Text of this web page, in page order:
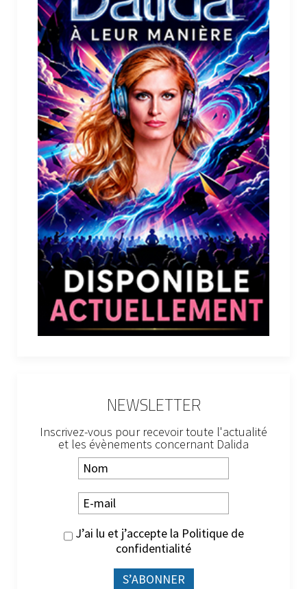
NEWSLETTER
Inscrivez-vous pour recevoir toute l'actualité
et les évènements concernant Dalida
J’ai lu et j’accepte la Politique de
confidentialité